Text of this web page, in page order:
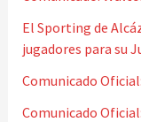
r
:
El Sporting de
jugadores para su
Comunicado
Comunicado